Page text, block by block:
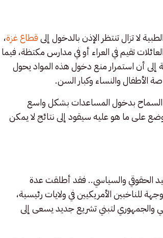
لا تزال تنتظر الإذن بالدخول إلىقطاع غزة،
تقيم في العراء أو في مدارس مكتظة، فيما
إلى أن استمرار منع دخول هذه المواد يحول
الأطفال والنساء وكبار السن.
السماح بدخول المساعدات بشكل واسع
على ما هو عليه سيقود إلى نتائج لا يمكن
الحقوقي والسياسي.. فقد أطلقت عدة
الأمريكيين في ولايات رئيسية،
لتبني تشريع جديد يسعى إلى